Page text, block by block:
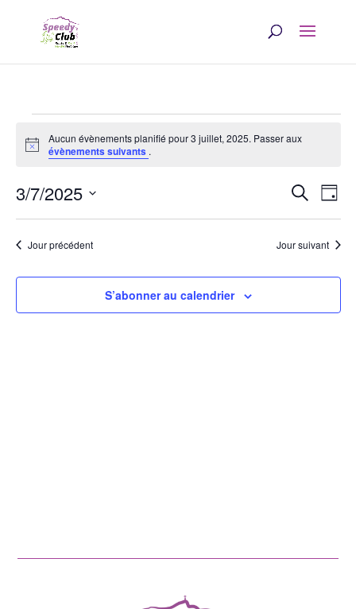
Évènements
for
3
juillet,
2025
Notice
Aucun évènements planifié pour 3 juillet, 2025. Passer aux
évènements suivants .
et
de
vues
Recherche
Jour
3/7/2025
Sélectionnez
uneJour précédent Jour suivant
S’abonner au calendrier